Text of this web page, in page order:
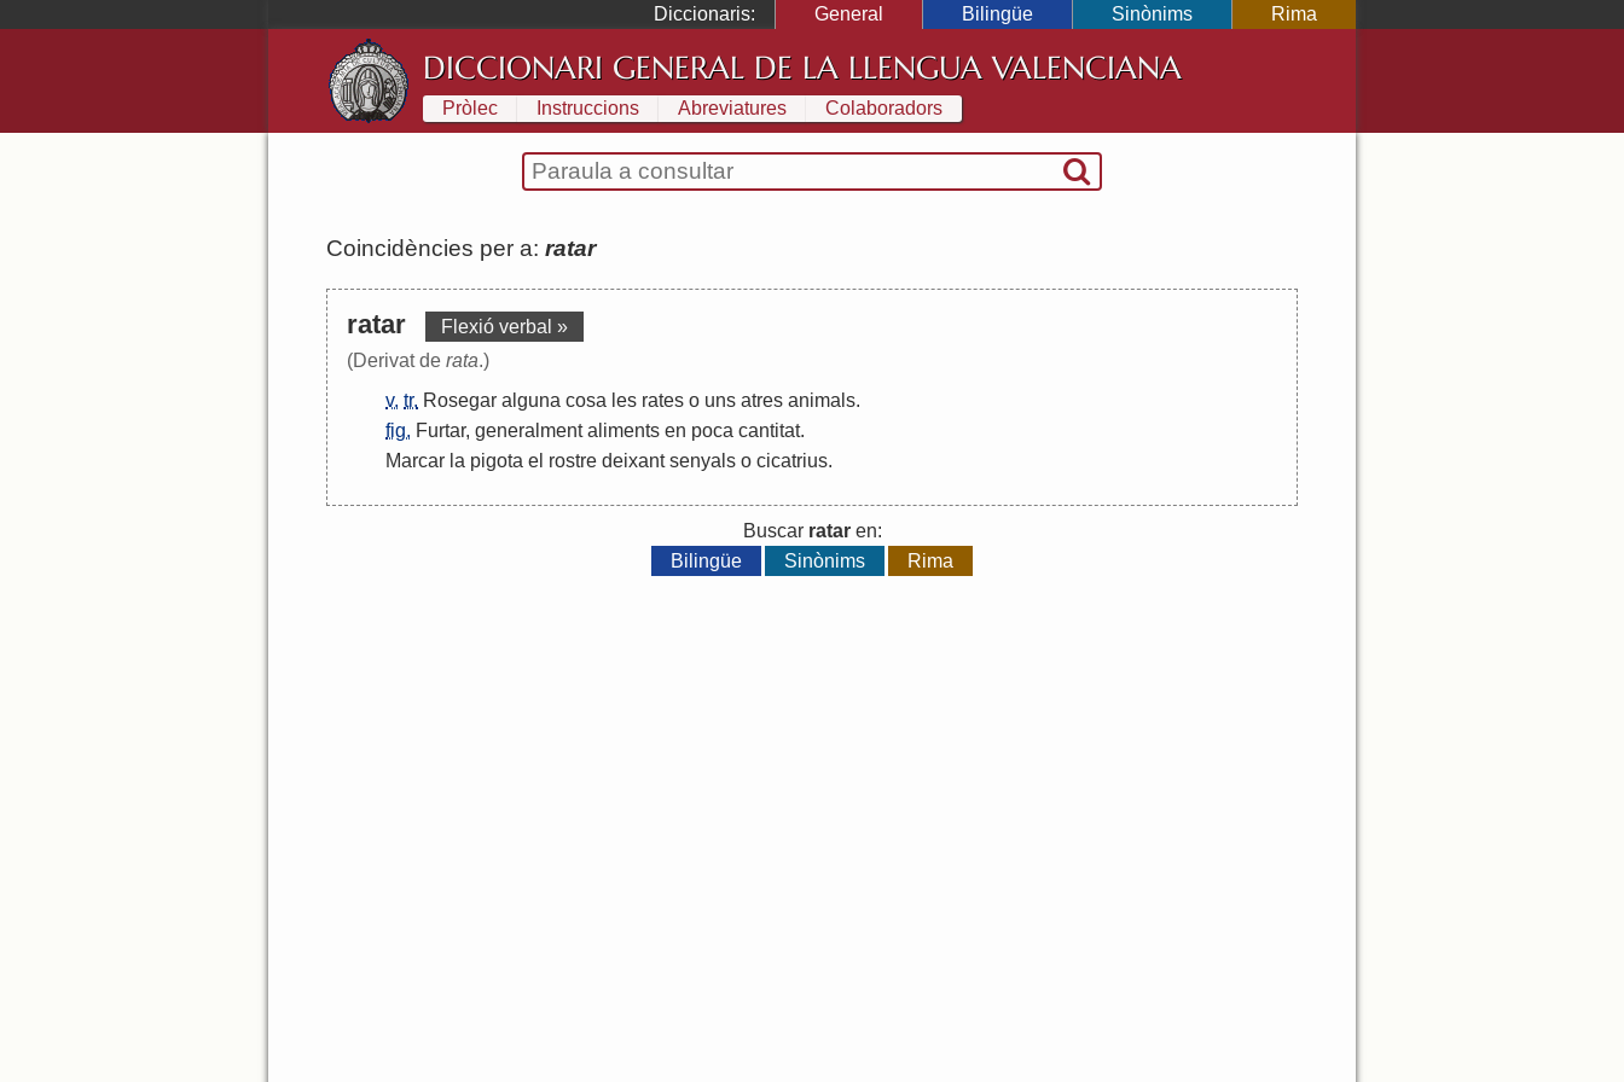
Diccionaris: General Bilingüe Sinònims Rima
DICCIONARI GENERAL DE LA LLENGUA VALENCIANA
Pròlec Instruccions Abreviatures Colaboradors
Coincidències per a: ratar
ratar
Flexió verbal »
(Derivat de rata.)
v. tr. Rosegar alguna cosa les rates o uns atres animals.
fig. Furtar, generalment aliments en poca cantitat.
Marcar la pigota el rostre deixant senyals o cicatrius.
Buscar rataren:
Bilingüe
Sinònims Rima